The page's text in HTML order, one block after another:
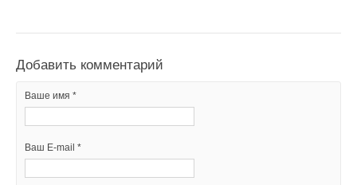
Добавить комментарий
Ваше имя *
Ваш E-mail *